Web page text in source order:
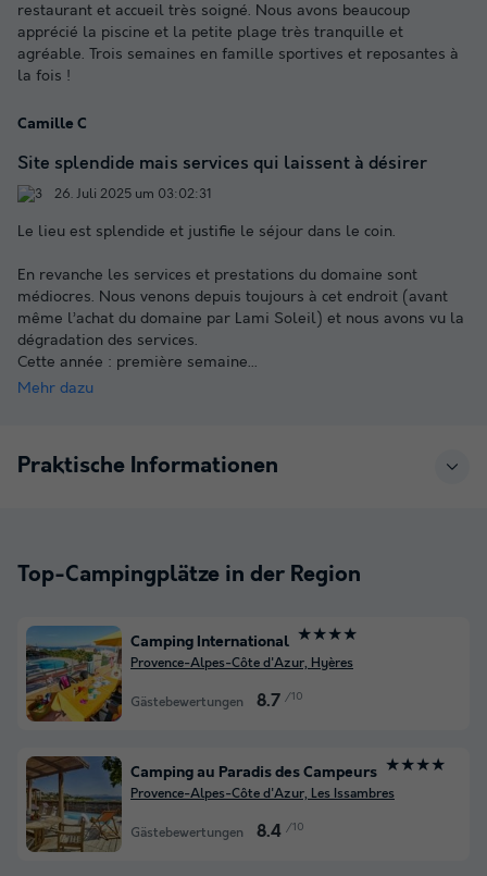
restaurant et accueil très soigné. Nous avons beaucoup
apprécié la piscine et la petite plage très tranquille et
agréable. Trois semaines en famille sportives et reposantes à
la fois !
Camille C
Site splendide mais services qui laissent à désirer
26. Juli 2025 um 03:02:31
Le lieu est splendide et justifie le séjour dans le coin.
En revanche les services et prestations du domaine sont
médiocres. Nous venons depuis toujours à cet endroit (avant
même l’achat du domaine par Lami Soleil) et nous avons vu la
dégradation des services.
Cette année : première semaine...
Mehr dazu
Praktische Informationen
Top-Campingplätze in der Region
Camping International ★★★★
Provence-Alpes-Côte d'Azur, Hyères
Gästebewertungen 8.7 /10
Camping au Paradis des Campeurs ★★★★
Provence-Alpes-Côte d'Azur, Les Issambres
Gästebewertungen 8.4 /10